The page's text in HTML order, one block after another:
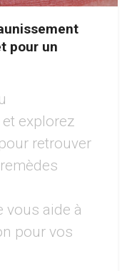
pour un
explorez
retrouver
vous aide à
pour vos